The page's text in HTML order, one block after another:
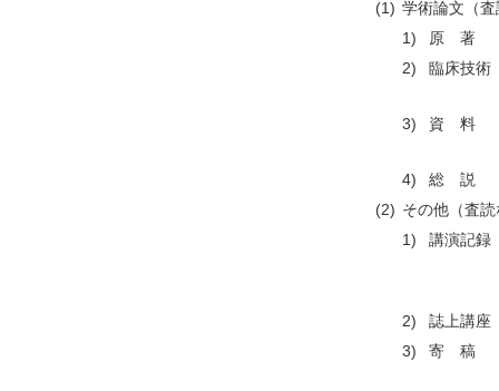
(1) 学術論文（
1)
原 著
2)
臨床技術
3) 資 料
4)
総 説
(2) その他（査
1)
講演記録
2)
誌上講座
3)
寄 稿